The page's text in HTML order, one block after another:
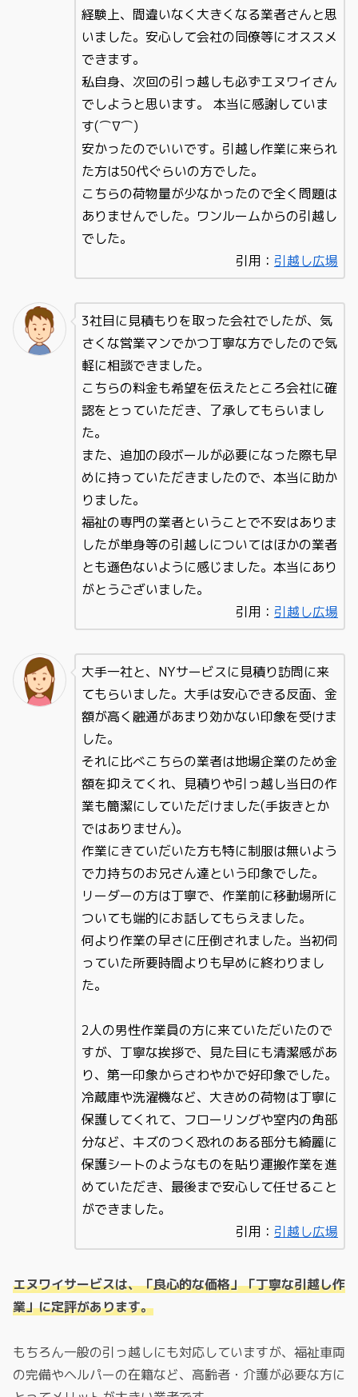
経験上、間違いなく大きくなる業者さんと思
いました。安心して会社の同僚等にオススメ
できます。
私自身、次回の引っ越しも必ずエヌワイさん
でしようと思います。 本当に感謝していま
す(⌒∇⌒)
安かったのでいいです。引越し作業に来られ
た方は50代ぐらいの方でした。
こちらの荷物量が少なかったので全く問題は
ありませんでした。ワンルームからの引越し
でした。
引用： 引越し広場
3社目に見積もりを取った会社でしたが、気
さくな営業マンでかつ丁寧な方でしたので気
軽に相談できました。
こちらの料金も希望を伝えたところ会社に確
認をとっていただき、了承してもらいまし
た。
また、追加の段ボールが必要になった際も早
めに持っていただきましたので、本当に助か
りました。
福祉の専門の業者ということで不安はありま
したが単身等の引越しについてはほかの業者
とも遜色ないように感じました。本当にあり
がとうございました。
引用： 引越し広場
大手一社と、NYサービスに見積り訪問に来
てもらいました。大手は安心できる反面、金
額が高く融通があまり効かない印象を受けま
した。
それに比べこちらの業者は地場企業のため金
額を抑えてくれ、見積りや引っ越し当日の作
業も簡潔にしていただけました(手抜きとか
ではありません)。
作業にきていだいた方も特に制服は無いよう
で力持ちのお兄さん達という印象でした。
リーダーの方は丁寧で、作業前に移動場所に
ついても端的にお話してもらえました。
何より作業の早さに圧倒されました。当初伺
っていた所要時間よりも早めに終わりまし
た。
2人の男性作業員の方に来ていただいたので
すが、丁寧な挨拶で、見た目にも清潔感があ
り、第一印象からさわやかで好印象でした。
冷蔵庫や洗濯機など、大きめの荷物は丁寧に
保護してくれて、フローリングや室内の角部
分など、キズのつく恐れのある部分も綺麗に
保護シートのようなものを貼り運搬作業を進
めていただき、最後まで安心して任せること
ができました。
引用： 引越し広場
エヌワイサービスは、「良心的な価格」「丁寧な引越し作
業」に定評があります。
もちろん一般の引っ越しにも対応していますが、福祉車両
の完備やヘルパーの在籍など、高齢者・介護が必要な方に